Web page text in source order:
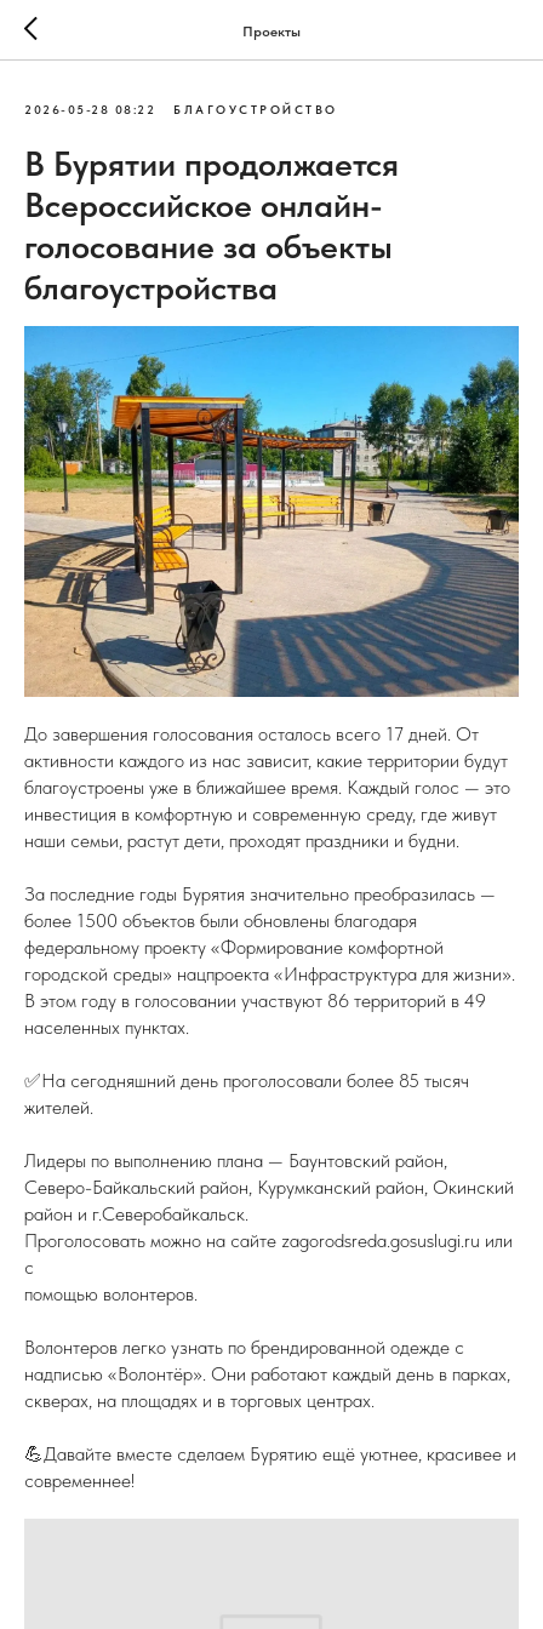
Проекты
2026-05-28 08:22 БЛАГОУСТРОЙСТВО
В Бурятии продолжается
Всероссийское онлайн-
голосование за объекты
благоустройства
До завершения голосования осталось всего 17 дней. От
активности каждого из нас зависит, какие территории будут
благоустроены уже в ближайшее время. Каждый голос — это
инвестиция в комфортную и современную среду, где живут
наши семьи, растут дети, проходят праздники и будни.
За последние годы Бурятия значительно преобразилась —
более 1500 объектов были обновлены благодаря
федеральному проекту «Формирование комфортной
городской среды» нацпроекта «Инфраструктура для жизни».
В этом году в голосовании участвуют 86 территорий в 49
населенных пунктах.
✅На сегодняшний день проголосовали более 85 тысяч
жителей.
Лидеры по выполнению плана — Баунтовский район,
Северо-Байкальский район, Курумканский район, Окинский
район и г.Северобайкальск.
Проголосовать можно на сайте zagorodsreda.gosuslugi.ru или
с
помощью волонтеров.
Волонтеров легко узнать по брендированной одежде с
надписью «Волонтёр». Они работают каждый день в парках,
скверах, на площадях и в торговых центрах.
💪Давайте вместе сделаем Бурятию ещё уютнее, красивее и
современнее!